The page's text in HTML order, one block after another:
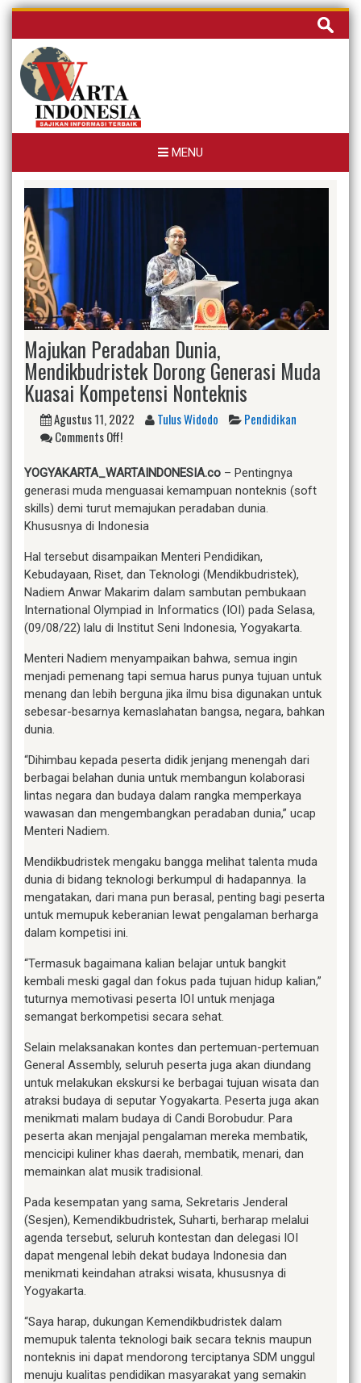
Skip
content
Cari
untuk:
MENU
Majukan Peradaban Dunia,
Mendikbudristek Dorong Generasi Muda
Kuasai Kompetensi Nonteknis
Agustus 11, 2022 Tulus Widodo
Pendidikan
Comments Off!
YOGYAKARTA_WARTAINDONESIA.co – Pentingnya
generasi muda menguasai kemampuan nonteknis (soft
skills) demi turut memajukan peradaban dunia.
Khususnya di Indonesia
Hal tersebut disampaikan Menteri Pendidikan,
Kebudayaan, Riset, dan Teknologi (Mendikbudristek),
Nadiem Anwar Makarim dalam sambutan pembukaan
International Olympiad in Informatics (IOI) pada Selasa,
(09/08/22) lalu di Institut Seni Indonesia, Yogyakarta.
Menteri Nadiem menyampaikan bahwa, semua ingin
menjadi pemenang tapi semua harus punya tujuan untuk
menang dan lebih berguna jika ilmu bisa digunakan untuk
sebesar-besarnya kemaslahatan bangsa, negara, bahkan
dunia.
“Dihimbau kepada peserta didik jenjang menengah dari
berbagai belahan dunia untuk membangun kolaborasi
lintas negara dan budaya dalam rangka memperkaya
wawasan dan mengembangkan peradaban dunia,” ucap
Menteri Nadiem.
Mendikbudristek mengaku bangga melihat talenta muda
dunia di bidang teknologi berkumpul di hadapannya. Ia
mengatakan, dari mana pun berasal, penting bagi peserta
untuk memupuk keberanian lewat pengalaman berharga
dalam kompetisi ini.
“Termasuk bagaimana kalian belajar untuk bangkit
kembali meski gagal dan fokus pada tujuan hidup kalian,”
tuturnya memotivasi peserta IOI untuk menjaga
semangat berkompetisi secara sehat.
Selain melaksanakan kontes dan pertemuan-pertemuan
General Assembly, seluruh peserta juga akan diundang
untuk melakukan ekskursi ke berbagai tujuan wisata dan
atraksi budaya di seputar Yogyakarta. Peserta juga akan
menikmati malam budaya di Candi Borobudur. Para
peserta akan menjajal pengalaman mereka membatik,
mencicipi kuliner khas daerah, membatik, menari, dan
memainkan alat musik tradisional.
Pada kesempatan yang sama, Sekretaris Jenderal
(Sesjen), Kemendikbudristek, Suharti, berharap melalui
agenda tersebut, seluruh kontestan dan delegasi IOI
dapat mengenal lebih dekat budaya Indonesia dan
menikmati keindahan atraksi wisata, khususnya di
Yogyakarta.
“Saya harap, dukungan Kemendikbudristek dalam
memupuk talenta teknologi baik secara teknis maupun
nonteknis ini dapat mendorong terciptanya SDM unggul
menuju kualitas pendidikan masyarakat yang semakin